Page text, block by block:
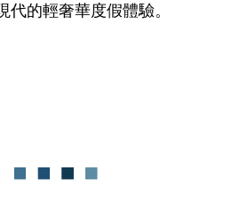
的輕奢華度假體驗。